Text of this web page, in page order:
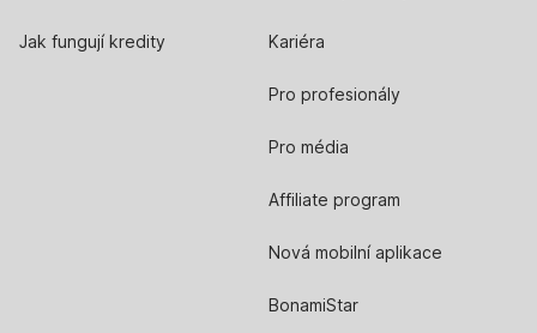
Jak fungují kredity Kariéra
Pro profesionály
Pro média
Affiliate program
Nová mobilní aplikace
BonamiStar